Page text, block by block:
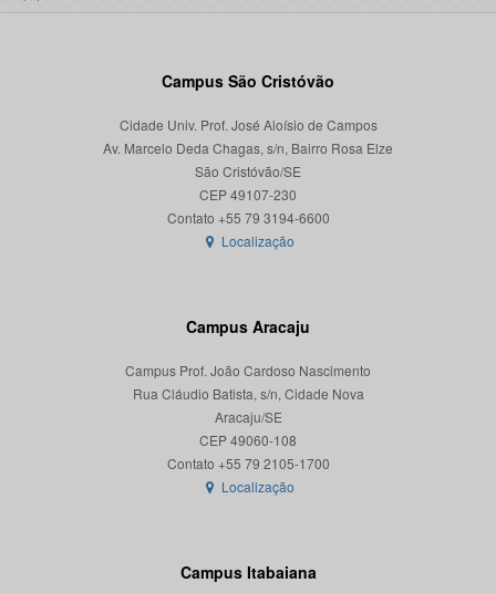
Campus São Cristóvão
Cidade Univ. Prof. José Aloísio de Campos
Av. Marcelo Deda Chagas, s/n, Bairro Rosa Elze
São Cristóvão/SE
CEP 49107-230
Localização
Campus Aracaju
Campus Prof. João Cardoso Nascimento
Rua Cláudio Batista, s/n, Cidade Nova
Aracaju/SE
CEP 49060-108
Localização
Campus Itabaiana